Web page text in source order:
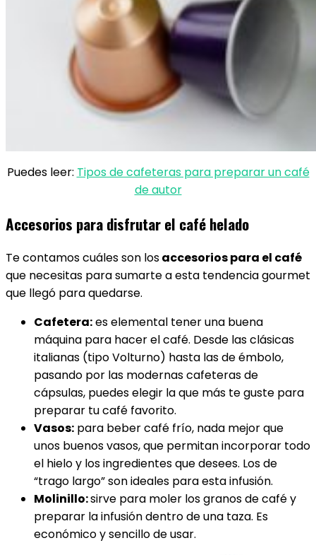
Puedes leer: Tipos de cafeteras para preparar un café
de autor
Accesorios para disfrutar el café helado
Te contamos cuáles son losaccesorios para el café
que necesitas para sumarte a esta tendencia gourmet
que llegó para quedarse.
Cafetera:es elemental tener una buena
máquina para hacer el café. Desde las clásicas
italianas (tipo Volturno) hasta las de émbolo,
pasando por las modernas cafeteras de
cápsulas, puedes elegir la que más te guste para
preparar tu café favorito.
Vasos: para beber café frío, nada mejor que
unos buenos vasos, que permitan incorporar todo
el hielo y los ingredientes que desees. Los de
“trago largo” son ideales para esta infusión.
Molinillo:sirve para moler los granos de café y
preparar la infusión dentro de una taza. Es
económico y sencillo de usar.